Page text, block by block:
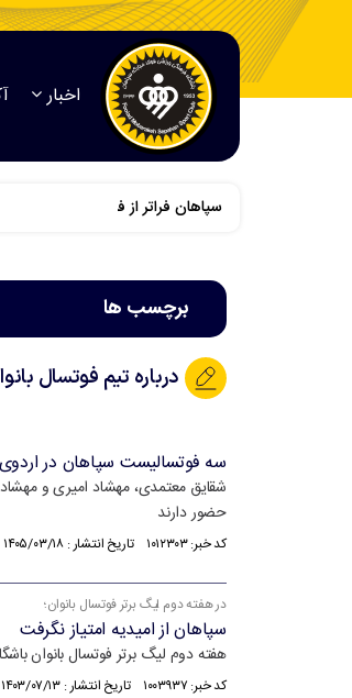
اخبار
سپاهان فراتر از فوتبال است
برچسب ها
درباره تیم فوتسال
سه فوتسالیست سپاهان در
شقایق معتمدی، مهشاد امیری و مهشاد
حضور دارند
کد خبر: ۱۰۱۲۳۰۳ تاریخ انتشار : ۱۴۰۵/۰۳/۱۸
در هفته دوم لیگ برتر فوتسال بانوان؛
سپاهان از امیدیه امتیاز نگرفت
هفته دوم لیگ برتر فوتسال بانوان
کد خبر: ۱۰۰۳۹۳۷ تاریخ انتشار : ۱۴۰۳/۰۷/۱۳